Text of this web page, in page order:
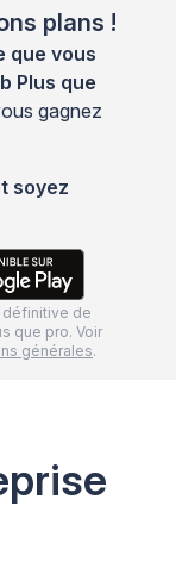
plans !
que vous
Plus que
gagnez
soyez
définitive de
que pro. Voir
générales.